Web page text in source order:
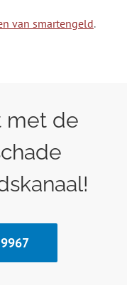
van smartengeld.
met de